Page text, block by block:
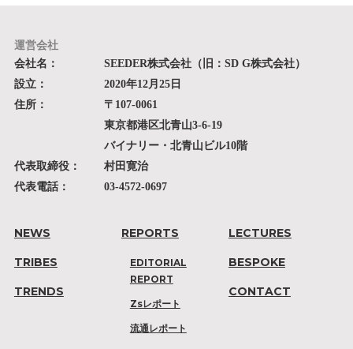
運営会社
会社名：
SEEDER株式会社（旧：SD G株式会社）
設立：
2020年12月25日
住所：
〒107-0061
東京都港区北青山3-6-19
バイナリー・北青山ビル10階
代表取締役：
村田寛治
代表電話：
03-4572-0697
NEWS
TRIBES
TRENDS
REPORTS
EDITORIAL
REPORT
Zsレポート
流通レポート
LECTURES
BESPOKE
CONTACT